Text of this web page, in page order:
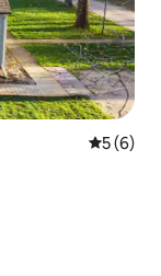
Note
5 (6)